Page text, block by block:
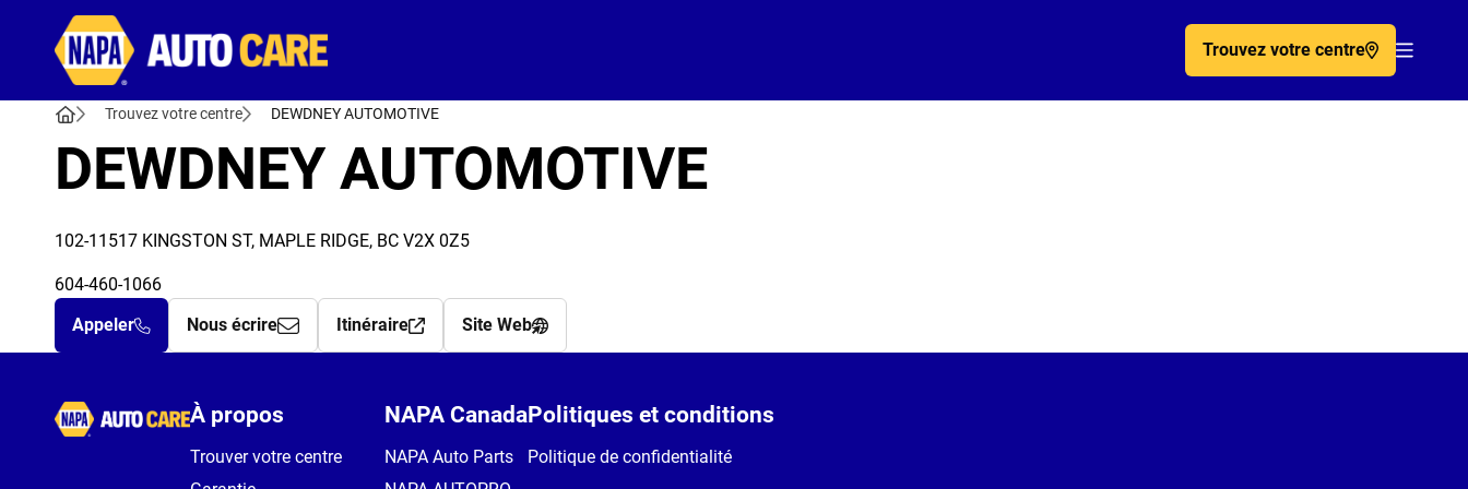
Trouvez votre centre
Trouvez votre centre DEWDNEY AUTOMOTIVE
DEWDNEY AUTOMOTIVE
102-11517 KINGSTON ST, MAPLE RIDGE, BC V2X 0Z5
604-460-1066
Appeler
Nous écrire Itinéraire Site Web
Autocare
À propos
Trouver votre centre
NAPA Canada
NAPA Auto Parts
Politiques et conditions
Politique de confidentialité